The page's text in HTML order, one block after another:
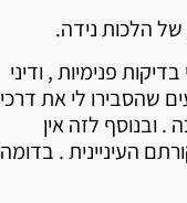
הלכות נידה.
פנימיות , ודיני
שהסבירו לי את דרכי
ובנוסף לזה אין
העיניינית . בדומה